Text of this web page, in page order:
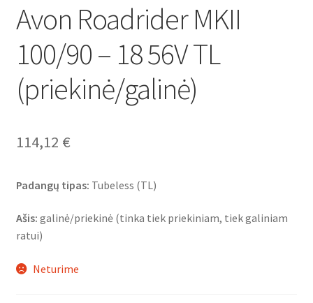
Avon Roadrider MKII
100/90 – 18 56V TL
(priekinė/galinė)
114,12 €
Padangų tipas: Tubeless (TL)
Ašis: galinė/priekinė (tinka tiek priekiniam, tiek galiniam
ratui)
Neturime